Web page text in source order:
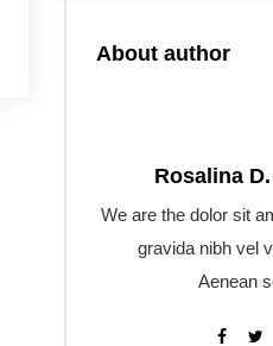
About author
Rosalina
We are the dolor sit
gravida nibh vel
Aenean